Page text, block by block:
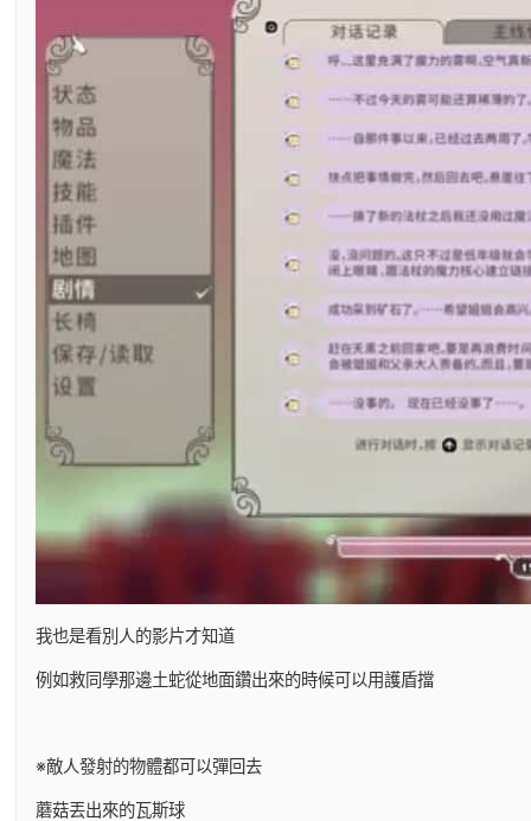
我也是看別人的影片才知道
例如救同學那邊土蛇從地面鑽出來的時候可以用護盾擋
※敵人發射的物體都可以彈回去
蘑菇丟出來的瓦斯球